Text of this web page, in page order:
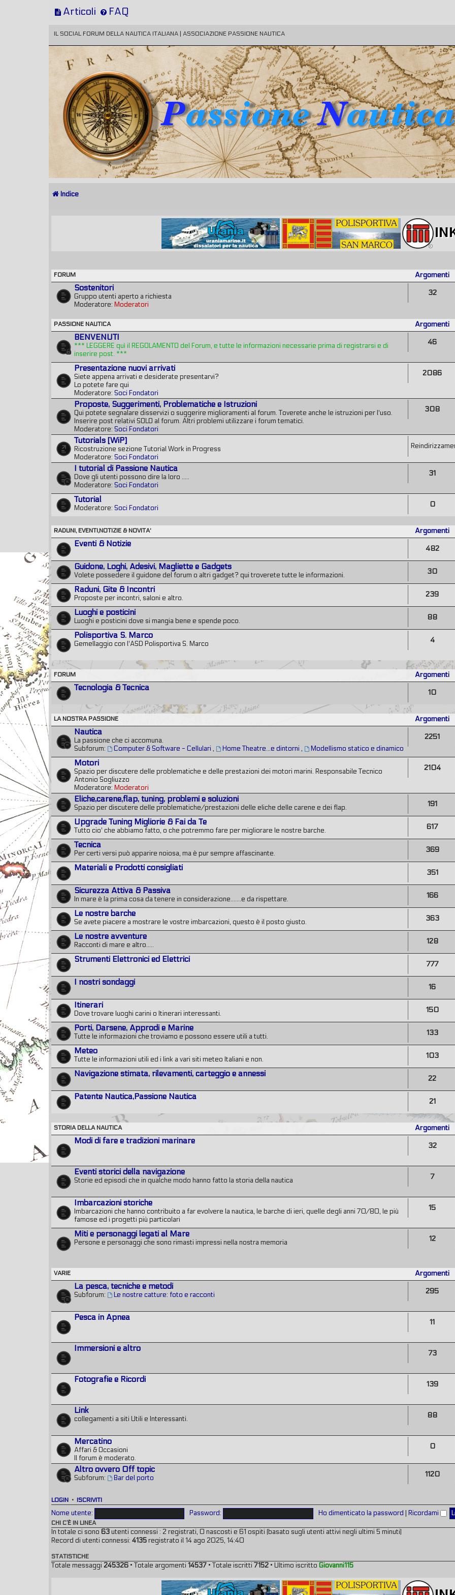
Articoli FAQ
IL SOCIAL FORUM DELLA NAUTICA ITALIANA | ASSOCIAZIONE PASSIONE NAUTICA
Indice
FORUM Argomenti
Sostenitori
Gruppo utenti aperto a richiesta
Moderatore: Moderatori
32
PASSIONE NAUTICA Argomenti
BENVENUTI
*** LEGGERE quì il REGOLAMENTO del Forum, e tutte le informazioni necessarie prima di registrarsi e di
inserire post. ***
46
Presentazione nuovi arrivati
Siete appena arrivati e desiderate presentarvi?
Lo potete fare qui
Moderatore: Soci Fondatori
2086
Proposte, Suggerimenti, Problematiche e Istruzioni
Qui potete segnalare disservizi o suggerire miglioramenti al forum. Toverete anche le istruzioni per l'uso.
Inserire post relativi SOLO al forum. Altri problemi utilizzare i forum tematici.
Moderatore: Soci Fondatori
308
Tutorials [WiP]
Ricostruzione sezione Tutorial Work in Progress
Moderatore: Soci Fondatori
I tutorial di Passione Nautica
Dove gli utenti possono dire la loro .....
Moderatore: Soci Fondatori
31
Tutorial
Moderatore: Soci Fondatori 0
RADUNI, EVENTI,NOTIZIE & NOVITA' Argomenti
Eventi & Notizie
482
Guidone, Loghi, Adesivi, Magliette e Gadgets
Volete possedere il guidone del forum o altri gadget? qui troverete tutte le informazioni. 30
Raduni, Gite & Incontri
Proposte per incontri, saloni e altro. 239
Luoghi e posticini
Luoghi e posticini dove si mangia bene e spende poco. 88
Polisportiva S. Marco
Gemellaggio con l'ASD Polisportiva S. Marco 4
FORUM Argomenti
Tecnologia & Tecnica
10
LA NOSTRA PASSIONE Argomenti
Nautica
La passione che ci accomuna.
Subforum:
Computer & Software - Cellulari , Home Theatre...e dintorni , Modellismo statico e dinamico
2251
Motori
Spazio per discutere delle problematiche e delle prestazioni dei motori marini. Responsabile Tecnico
Antonio Sogliuzzo
Moderatore: Moderatori
2104
Eliche,carene,flap, tuning, problemi e soluzioni
Spazio per discutere delle problematiche/prestazioni delle eliche delle carene e dei flap. 191
Upgrade Tuning Migliorie & Fai da Te
Tutto cio' che abbiamo fatto, o che potremmo fare per migliorare le nostre barche. 617
Tecnica
Per certi versi può apparire noiosa, ma è pur sempre affascinante. 369
Materiali e Prodotti consigliati
351
Sicurezza Attiva & Passiva
In mare è la prima cosa da tenere in considerazione.......e da rispettare. 166
Le nostre barche
Se avete piacere a mostrare le vostre imbarcazioni, questo è il posto giusto. 363
Le nostre avventure
Racconti di mare e altro..... 128
Strumenti Elettronici ed Elettrici
777
I nostri sondaggi
16
Itinerari
Dove trovare luoghi carini o Itinerari interessanti. 150
Porti, Darsene, Approdi e Marine
Tutte le informazioni che troviamo e possono essere utili a tutti. 133
Meteo
Tutte le informazioni utili ed i link a vari siti meteo Italiani e non. 103
Navigazione stimata, rilevamenti, carteggio e annessi
22
Patente Nautica,Passione Nautica
21
STORIA DELLA NAUTICA Argomenti
Modi di fare e tradizioni marinare
32
Eventi storici della navigazione
Storie ed episodi che in qualche modo hanno fatto la storia della nautica 7
Imbarcazioni storiche
Imbarcazioni che hanno contribuito a far evolvere la nautica, le barche di ieri, quelle degli anni 70/80, le più
famose ed i progetti più particolari
15
Miti e personaggi legati al Mare
Persone e personaggi che sono rimasti impressi nella nostra memoria 12
VARIE Argomenti
La pesca, tecniche e metodi
Subforum: Le nostre catture: foto e racconti 295
Pesca in Apnea
11
Immersioni e altro
73
Fotografie e Ricordi
139
Link
collegamenti a siti Utili e Interessanti. 88
Mercatino
Affari & Occasioni
Il forum è moderato.
0
Altro ovvero Off topic
Subforum: Bar del porto 1120
LOGIN • ISCRIVITI
Nome utente: Password: Ho dimenticato la password Ricordami
CHI C’È IN LINEA
In totale ci sono 63utenti connessi : 2 registrati, 0 nascosti e 61 ospiti (basato sugli utenti attivi negli ultimi 5 minuti)
Record di utenti connessi: 4135registrato il 14 ago 2025, 14:40
STATISTICHE
Totale messaggi 245326 • Totale argomenti 14537 • Totale iscritti 7152 • Ultimo iscritto Giovanni115